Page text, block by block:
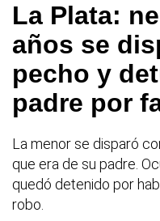
La Plata:
años se
pecho y
padre por
La menor se disparó
que era de su padre.
quedó detenido por
robo.